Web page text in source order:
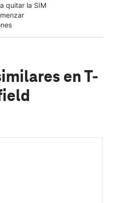
quitar la SIM
en T-